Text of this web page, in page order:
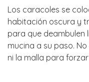
Los caracoles se
habitación oscura y
para que deambulen
mucina a su paso.
ni la malla para